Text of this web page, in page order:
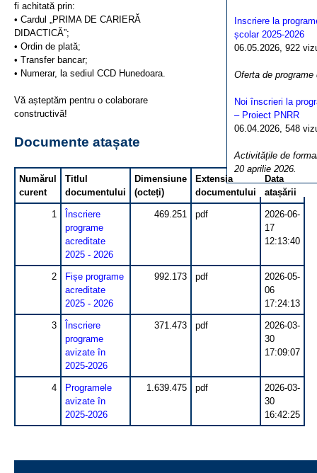
Inscriere la
școlar 2025-2026
06.05.2026, 922
Oferta de programe
Noi înscrieri la
– Proiect PNRR
06.04.2026, 548
Activitățile de
20 aprilie 2026.
fi achitată prin:
• Cardul „PRIMA DE CARIERĂ
DIDACTICĂ”;
• Ordin de plată;
• Transfer bancar;
• Numerar, la sediul CCD Hunedoara.
Vă așteptăm pentru o colaborare
constructivă!
Documente atașate
Numărul
curent
Titlul
documentului
Dimensiune
(octeți)
Extensia
documentului
Data
atașării
1
Înscriere
programe
acreditate
2025 - 2026
469.251 pdf
2026-06-
17
12:13:40
2
Fișe programe
acreditate
2025 - 2026
992.173 pdf
2026-05-
06
17:24:13
3
Înscriere
programe
avizate în
2025-2026
371.473 pdf
2026-03-
30
17:09:07
4
Programele
avizate în
2025-2026
1.639.475 pdf
2026-03-
30
16:42:25